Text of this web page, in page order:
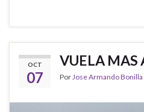
OCT
07
VUELA MAS
PorJose Armando Bonilla